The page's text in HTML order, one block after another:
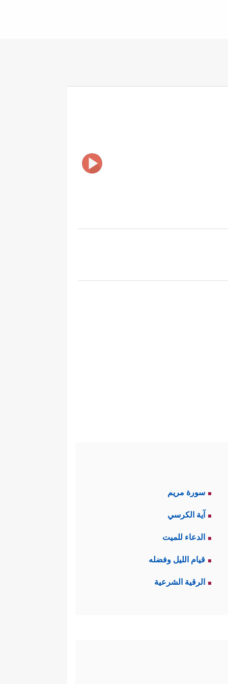
سورة مريم
آية الكرسي
الدعاء للميت
قيام الليل وفضله
الرقية الشرعية